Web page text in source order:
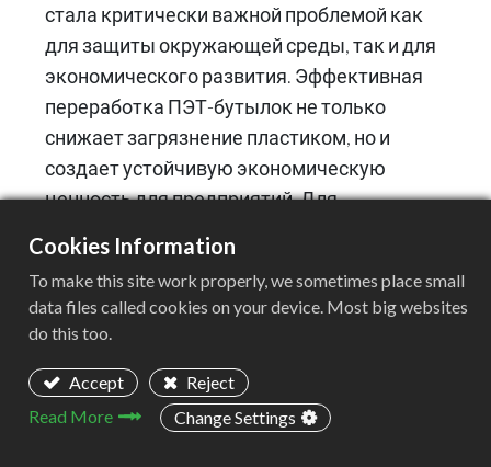
стала критически важной проблемой как
для защиты окружающей среды, так и для
экономического развития. Эффективная
переработка ПЭТ-бутылок не только
снижает загрязнение пластиком, но и
создает устойчивую экономическую
ценность для предприятий. Для
переработки необходима
высокопроизводительная линия по
переработке ПЭТ-бутылок, и дробилка, как
линии, напрямую определяет общую
эффективность проекта по переработке. В
Cookies Information
To make this site work properly, we sometimes place small
data files called cookies on your device. Most big websites
do this too.
Accept
Reject
Read More
Change Settings